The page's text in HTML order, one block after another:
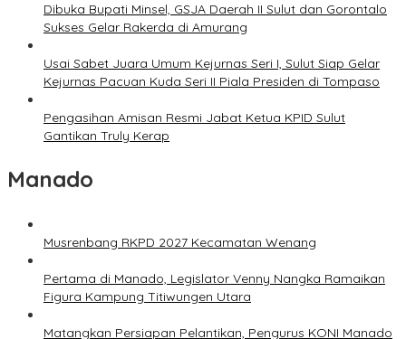
Dibuka Bupati Minsel, GSJA Daerah II Sulut dan Gorontalo
Sukses Gelar Rakerda di Amurang
Usai Sabet Juara Umum Kejurnas Seri I, Sulut Siap Gelar
Kejurnas Pacuan Kuda Seri II Piala Presiden di Tompaso
Pengasihan Amisan Resmi Jabat Ketua KPID Sulut
Gantikan Truly Kerap
Manado
Musrenbang RKPD 2027 Kecamatan Wenang
Pertama di Manado, Legislator Venny Nangka Ramaikan
Figura Kampung Titiwungen Utara
Matangkan Persiapan Pelantikan, Pengurus KONI Manado